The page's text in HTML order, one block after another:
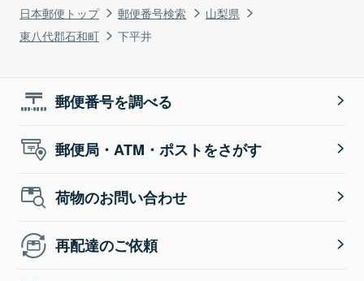
日本郵便トップ 郵便番号検索
山梨県
東八代郡石和町
下平井
郵便番号を調べる
郵便局・ATM・ポストをさがす
荷物のお問い合わせ
再配達のご依頼